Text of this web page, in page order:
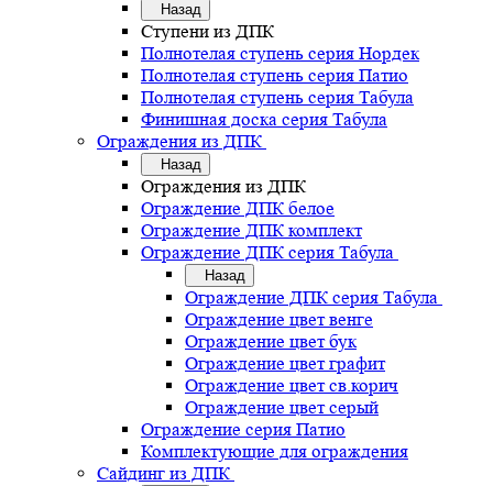
Назад
Ступени из ДПК
Полнотелая ступень серия Нордек
Полнотелая ступень серия Патио
Полнотелая ступень серия Табула
Финишная доска серия Табула
Ограждения из ДПК
Назад
Ограждения из ДПК
Ограждение ДПК белое
Ограждение ДПК комплект
Ограждение ДПК серия Табула
Назад
Ограждение ДПК серия Табула
Ограждение цвет венге
Ограждение цвет бук
Ограждение цвет графит
Ограждение цвет св.корич
Ограждение цвет серый
Ограждение серия Патио
Комплектующие для ограждения
Сайдинг из ДПК